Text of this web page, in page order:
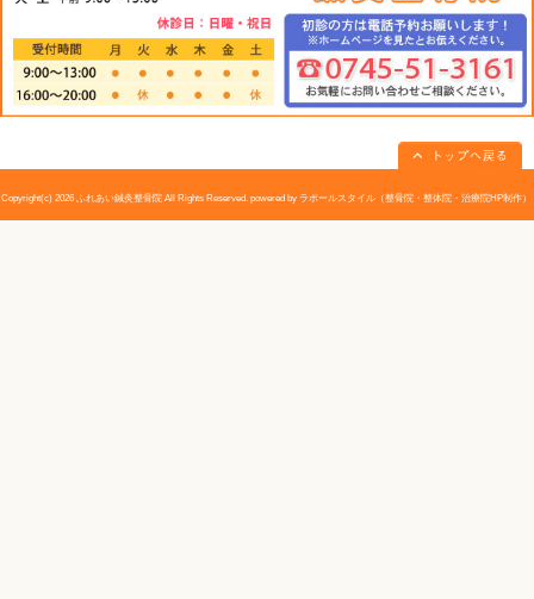
やかに専門医の診察を受けて、正しい対応をしましょう
市 ふれあい鍼灸整骨院